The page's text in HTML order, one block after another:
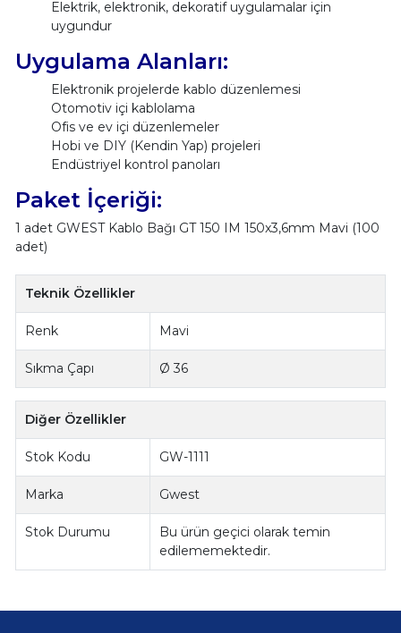
Elektrik, elektronik, dekoratif uygulamalar için
uygundur
Uygulama Alanları:
Elektronik projelerde kablo düzenlemesi
Otomotiv içi kablolama
Ofis ve ev içi düzenlemeler
Hobi ve DIY (Kendin Yap) projeleri
Endüstriyel kontrol panoları
Paket İçeriği:
1 adet GWEST Kablo Bağı GT 150 IM 150x3,6mm Mavi (100
adet)
Teknik Özellikler
Renk Mavi
Sıkma Çapı Ø 36
Diğer Özellikler
Stok Kodu GW-1111
Marka Gwest
Stok Durumu
Bu ürün geçici olarak temin
edilememektedir.